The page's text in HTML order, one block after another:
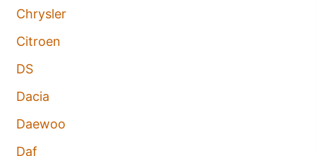
Chrysler
Citroen
DS
Dacia
Daewoo
Daf